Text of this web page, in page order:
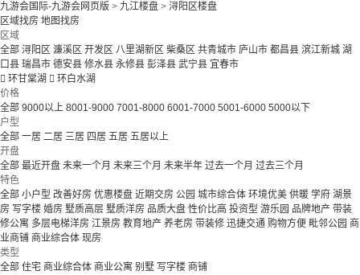
九游会国际-九游会网页版 > 九江楼盘 > 浔阳区楼盘
区域找房 地图找房
区域
全部 浔阳区 濂溪区 开发区 八里湖新区 柴桑区 共青城市 庐山市 都昌县 滨江新城 湖
口县 瑞昌市 德安县 修水县 永修县 彭泽县 武宁县 宜春市
 环甘棠湖  环白水湖
价格
全部 9000以上 8001-9000 7001-8000 6001-7000 5001-6000 5000以下
户型
全部 一居 二居 三居 四居 五居 五居以上
开盘
全部 最近开盘 未来一个月 未来三个月 未来半年 过去一个月 过去三个月
特色
全部 小户型 改善好房 优惠楼盘 近期交房 公园 城市综合体 环境优美 供暖 学府 湖景
房 写字楼 婚房 墅质高层 墅质洋房 品质大盘 性价比高 投资型 游乐园 品牌地产 带装
修公寓 多层电梯洋房 江景房 教育地产 养老房 带装修 迅捷交通 购物方便 毗邻公园 商
业商铺 商业综合体 现房
类型
全部 住宅 商业综合体 商业公寓 别墅 写字楼 商铺